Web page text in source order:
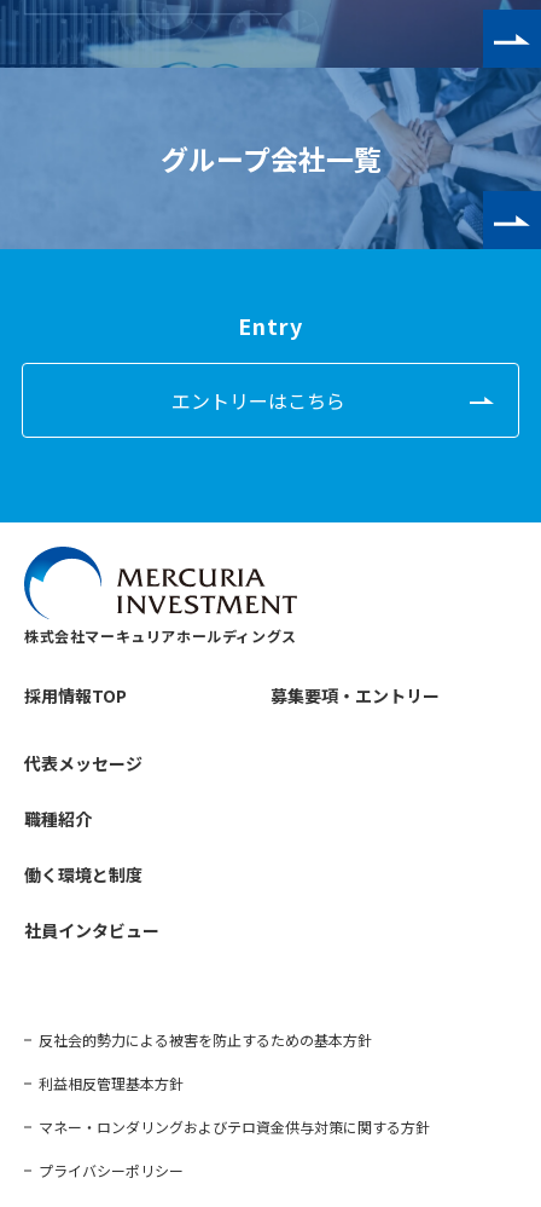
グループ会社一覧
Entry
エントリーはこちら
株式会社マーキュリアホールディングス
採用情報TOP
代表メッセージ
職種紹介
働く環境と制度
社員インタビュー
募集要項・エントリー
反社会的勢力による被害を防止するための基本方針
利益相反管理基本方針
マネー・ロンダリングおよびテロ資金供与対策に関する方針
プライバシーポリシー